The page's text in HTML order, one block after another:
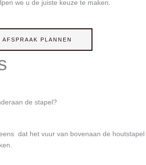
we u de juiste keuze te maken.
AFSPRAAK PLANNEN
de stapel?
dat het vuur van bovenaan de houtstapel